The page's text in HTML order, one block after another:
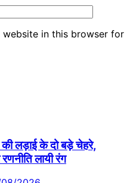
website in this browser for
की लड़ाई के दो बड़े चेहरे,
लायी रंग